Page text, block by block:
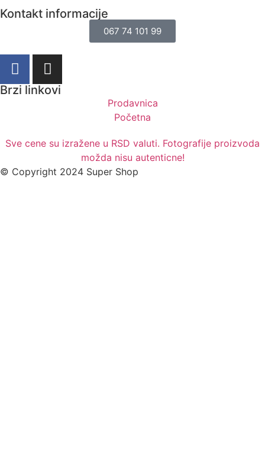
Kontakt informacije
067 74 101 99
Brzi linkovi
Prodavnica
Početna
Sve cene su izražene u RSD valuti. Fotografije proizvoda
možda nisu autenticne!
© Copyright 2024 Super Shop